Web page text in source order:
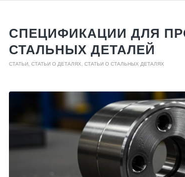
СПЕЦИФИКАЦИИ ДЛЯ
СТАЛЬНЫХ ДЕТАЛЕЙ
СТАТЬИ СТАТЬИ О ДЕТАЛЯХ СТАТЬИ О СТАЛЬНЫХ ДЕТАЛЯХ